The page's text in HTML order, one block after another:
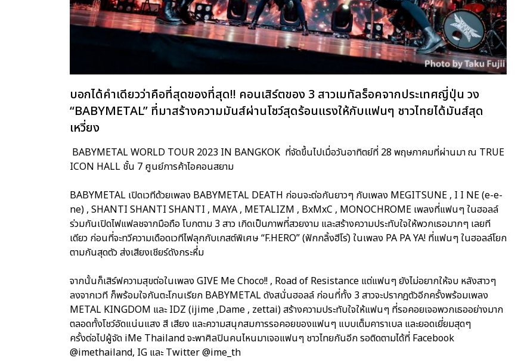
บอกได้คำเดียวว่าคือที่สุดของที่สุด!! คอนเสิร์ตของ 3 สาวเมทัลร็อคจากประเทศญี่ปุ่น วง
“BABYMETAL” ที่มาสร้างความมันส์ผ่านโชว์สุดร้อนแรงให้กับแฟนๆ ชาวไทยได้มันส์สุด
เหวี่ยง
BABYMETAL WORLD TOUR 2023 IN BANGKOK ที่จัดขึ้นไปเมื่อวันอาทิตย์ที่ 28 พฤษภาคมที่ผ่านมา ณ TRUE
ICON HALL ชั้น 7 ศูนย์การค้าไอคอนสยาม
BABYMETAL เปิดเวทีด้วยเพลง BABYMETAL DEATH ก่อนจะต่อกันยาวๆ กับเพลง MEGITSUNE , I I NE (e-e-
ne) , SHANTI SHANTI SHANTI , MAYA , METALIZM , BxMxC , MONOCHROME เพลงที่แฟนๆ ในฮอลล์
ร่วมกันเปิดไฟแฟลชจากมือถือ โบกตาม 3 สาว เกิดเป็นภาพที่สวยงาม และสร้างความประทับใจให้พวกเธอมากๆ เลยที
เดียว ก่อนที่จะทวีความเดือดเวทีไฟลุกกับเกสต์พิเศษ “F.HERO” (ฟักกลิ้งฮีโร่) ในเพลง PA PA YA! ที่แฟนๆ ในฮอลล์โยก
ตามกันสุดตัว ส่งเสียงเชียร์ดังกระหึ่ม
จากนั้นก็เสิร์ฟความสุขต่อในเพลง GIVE Me Choco!! , Road of Resistance แต่แฟนๆ ยังไม่อยากให้จบ หลังสาวๆ
ลงจากเวที ก็พร้อมใจกันตะโกนเรียก BABYMETAL ดังสนั่นฮอลล์ ก่อนที่ทั้ง 3 สาวจะปรากฎตัวอีกครั้งพร้อมเพลง
METAL KINGDOM และ IDZ (ijime ,Dame , zettai) สร้างความประทับใจให้แฟนๆ ที่รอคอยเจอพวกเธออย่างมาก
ตลอดทั้งโชว์อัดแน่นแสง สี เสียง และความสนุกสมการรอคอยของแฟนๆ แบบเต็มคาราเบล และยอดเยี่ยมสุดๆ
ครั้งต่อไปผู้จัด iMe Thailand จะพาศิลปินคนไหนมาเจอแฟนๆ ชาวไทยกันอีก รอติดตามได้ที่ Facebook
@imethailand, IG และ Twitter @ime_th